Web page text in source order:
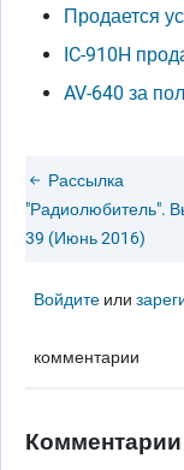
Продается
IC-910H
AV-640 за
Рассылка
"Радиолюбитель".
39 (Июнь 2016)
Войдите или
комментарии
Комментарии